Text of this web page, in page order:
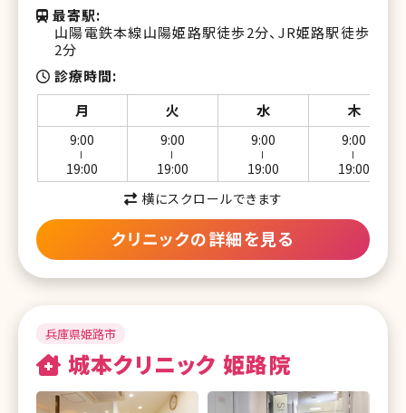
湘南美容クリニック 東京蒲田院
湘南美容クリニック 自由が丘院
湘南美容クリニック 二子玉川院
湘南美容クリニック 赤羽院
湘南美容クリニック 吉祥寺院
湘南美容クリニック 調布院
湘南美容クリニック 立川院
湘南美容クリニック 八王子院
湘南美容皮フ科 新宿東口院
最寄駅
山陽電鉄本線山陽姫路駅徒歩2分、JR姫路駅徒歩
2分
診療時間
月
火 水 木
9:00
19:00
9:00
19:00
9:00
19:00
9:00
19:00
横にスクロールできます
クリニックの詳細を見る
兵庫県姫路市
城本クリニック 姫路院